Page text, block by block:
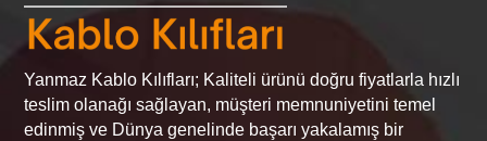
Yanmaz Kablo Kılıfları; Kaliteli ürünü doğru fiyatlarla hızlı
teslim olanağı sağlayan, müşteri memnuniyetini temel
edinmiş ve Dünya genelinde başarı yakalamış bir